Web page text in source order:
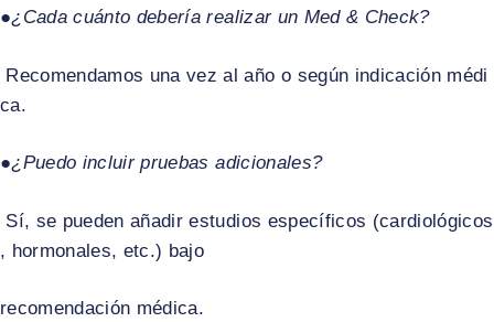
●¿Cada cuánto debería realizar un Med & Check?
Recomendamos una vez al año o según indicación médi
ca.​
●¿Puedo incluir pruebas adicionales?
Sí, se pueden añadir estudios específicos (cardiológicos
, hormonales, etc.) bajo
recomendación médica.